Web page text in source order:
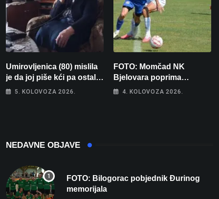
Umirovljenica (80) mislila
je da joj piše kći pa ostala
bez 1000 eura
5. KOLOVOZA 2026.
FOTO: Momčad NK
Bjelovara poprima
jesenski izgled
4. KOLOVOZA 2026.
NEDAVNE OBJAVE
FOTO: Bilogorac pobjednik Đurinog
memorijala